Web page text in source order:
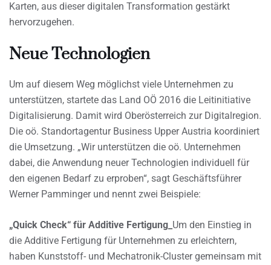
Karten, aus dieser digitalen Transformation gestärkt
hervorzugehen.
Neue Technologien
Um auf diesem Weg möglichst viele Unternehmen zu
unterstützen, startete das Land OÖ 2016 die Leitinitiative
Digitalisierung. Damit wird Oberösterreich zur Digitalregion.
Die oö. Standortagentur Business Upper Austria koordiniert
die Umsetzung. „Wir unterstützen die oö. Unternehmen
dabei, die Anwendung neuer Technologien individuell für
den eigenen Bedarf zu erproben“, sagt Geschäftsführer
Werner Pamminger und nennt zwei Beispiele:
„Quick Check“ für Additive Fertigung_ Um den Einstieg in
die Additive Fertigung für Unternehmen zu erleichtern,
haben Kunststoff- und Mechatronik-Cluster gemeinsam mit